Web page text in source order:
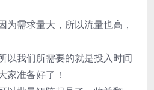
为需求量大，所以流量也高，
以我们所需要的就是投入时间
家准备好了！